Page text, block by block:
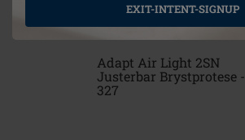
EXIT-INTENT-SIGNUP
Adapt Air Light 2SN
Justerbar Brystprotese -
327